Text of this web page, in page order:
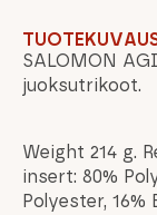
SALOMON
juoksutrikoot.
Weight 214 g.
insert: 80%
Polyester, 16%